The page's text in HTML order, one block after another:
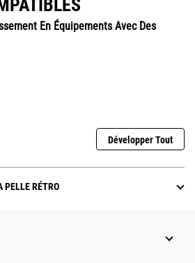
En Équipements Avec Des
Développer Tout
PELLE RÉTRO